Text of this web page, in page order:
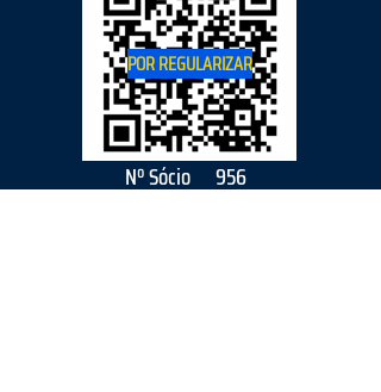
956
Nº Sócio
POR REGULARIZAR